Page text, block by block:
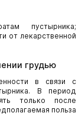
пустырника;
от лекарственной
грудью
в связи с
В период
только после
польза